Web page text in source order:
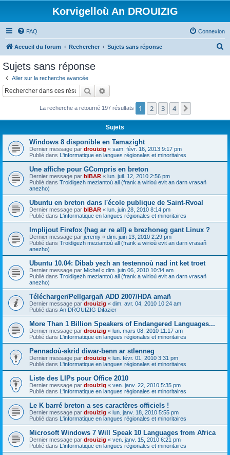
Korvigelloù An DROUIZIG
FAQ Connexion
Accueil du forum Rechercher Sujets sans réponse
c
Sujets sans réponse
Aller sur la recherche avancée
Rechercher
La recherche a retourné 197 résultats 1 2 3 4
Sujets
Windows 8 disponible en Tamazight
Dernier message par drouizig « sam. févr. 16, 2013 9:17 pm
Publié dans L'informatique en langues régionales et minoritaires
Une affiche pour GCompris en breton
Dernier message par bIBAR « lun. juil. 12, 2010 2:56 pm
Publié dans Troidigezh meziantoù all (frank a wirioù evit an darn vrasañ
anezho)
Ubuntu en breton dans l'école publique de Saint-Rvoal
Dernier message par bIBAR « lun. juin 28, 2010 8:14 pm
Publié dans L'informatique en langues régionales et minoritaires
Implijout Firefox (hag ar re all) e brezhoneg gant Linux ?
Dernier message par jeremy « dim. juin 13, 2010 2:29 pm
Publié dans Troidigezh meziantoù all (frank a wirioù evit an darn vrasañ
anezho)
Ubuntu 10.04: Dibab yezh an testennoù nad int ket troet
Dernier message par Michel « dim. juin 06, 2010 10:34 am
Publié dans Troidigezh meziantoù all (frank a wirioù evit an darn vrasañ
anezho)
Télécharger/Pellgargañ ADD 2007/HDA amañ
Dernier message par drouizig « dim. avr. 04, 2010 10:24 am
Publié dans An DROUIZIG Difazier
More Than 1 Billion Speakers of Endangered Languages...
Dernier message par drouizig « lun. mars 08, 2010 11:17 am
Publié dans L'informatique en langues régionales et minoritaires
Pennadoù-skrid diwar-benn ar stlenneg
Dernier message par drouizig « lun. févr. 01, 2010 3:31 pm
Publié dans L'informatique en langues régionales et minoritaires
Liste des LIPs pour Office 2010
Dernier message par drouizig « ven. janv. 22, 2010 5:35 pm
Publié dans L'informatique en langues régionales et minoritaires
Le K barré breton a ses caractères officiels !
Dernier message par drouizig « lun. janv. 18, 2010 5:55 pm
Publié dans L'informatique en langues régionales et minoritaires
Microsoft Windows 7 Will Speak 10 Languages from Africa
Dernier message par drouizig « ven. janv. 15, 2010 6:21 pm
Publié dans L'informatique en langues régionales et minoritaires